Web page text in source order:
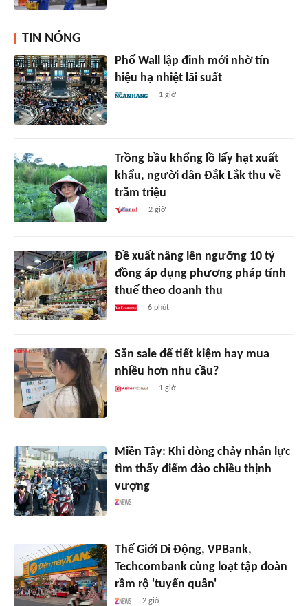
TIN NÓNG
Phố Wall lập đỉnh mới nhờ tín
hiệu hạ nhiệt lãi suất
1 giờ
Trồng bầu khổng lồ lấy hạt xuất
khẩu, người dân Đắk Lắk thu về
trăm triệu
2 giờ
Đề xuất nâng lên ngưỡng 10 tỷ
đồng áp dụng phương pháp tính
thuế theo doanh thu
6 phút
Săn sale để tiết kiệm hay mua
nhiều hơn nhu cầu?
1 giờ
Miền Tây: Khi dòng chảy nhân lực
tìm thấy điểm đảo chiều thịnh
vượng
Thế Giới Di Động, VPBank,
Techcombank cùng loạt tập đoàn
rầm rộ 'tuyển quân'
2 giờ